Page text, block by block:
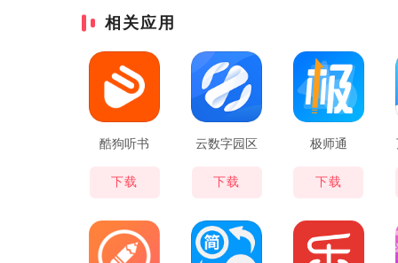
相关应用
酷狗听书
下载
云数字园区
下载
极师通
下载